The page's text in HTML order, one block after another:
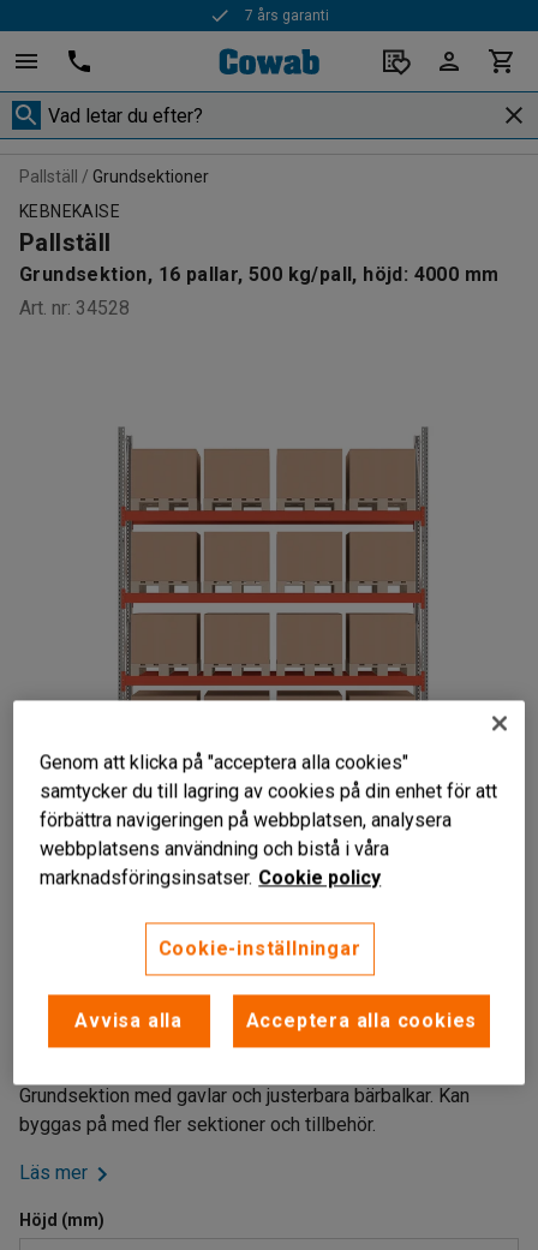
7 års garanti
Pallställ
Grundsektioner
KEBNEKAISE
Pallställ
Grundsektion, 16 pallar, 500 kg/pall, höjd: 4000 mm
Art. nr: 34528
Flexibel förvaringslösning
Robust konstruktion
Lätt att montera
Grundsektion med gavlar och justerbara bärbalkar. Kan
byggas på med fler sektioner och tillbehör.
Läs mer
Höjd (mm)
Genom att klicka på "acceptera alla cookies"
samtycker du till lagring av cookies på din enhet för att
förbättra navigeringen på webbplatsen, analysera
webbplatsens användning och bistå i våra
marknadsföringsinsatser. Cookie policy
Cookie-inställningar
Avvisa alla Acceptera alla cookies